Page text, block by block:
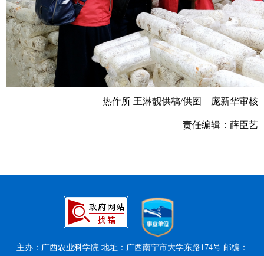
热作所 王淋靓供稿/供图 庞新华审核
责任编辑：薛臣艺
主办：广西农业科学院 地址：广西南宁市大学东路174号 邮编：